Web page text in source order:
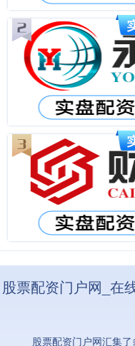
股票配资门户网_在
股票配资门户网汇集